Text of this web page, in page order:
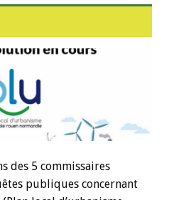
des 5 commissaires
publiques concernant